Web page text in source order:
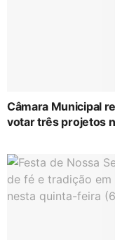
Câmara Municipal
votar três projetos